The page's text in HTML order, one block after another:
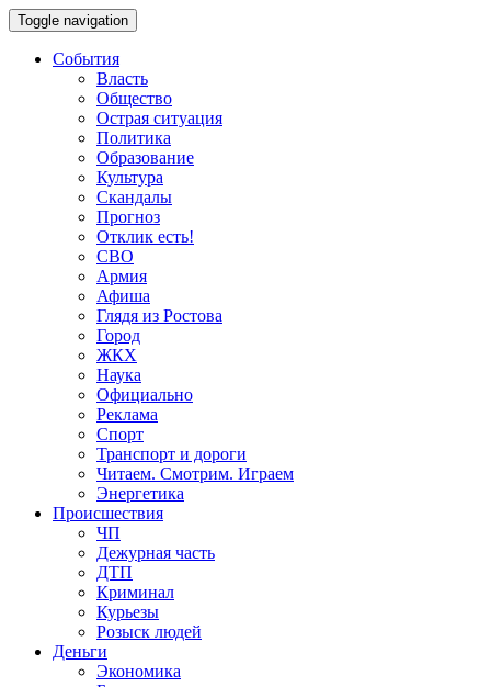
Toggle navigation
События
Власть
Общество
Острая ситуация
Политика
Образование
Культура
Скандалы
Прогноз
Отклик есть!
СВО
Армия
Афиша
Глядя из Ростова
Город
ЖКХ
Наука
Официально
Реклама
Спорт
Транспорт и дороги
Читаем. Смотрим. Играем
Энергетика
Происшествия
ЧП
Дежурная часть
ДТП
Криминал
Курьезы
Розыск людей
Деньги
Экономика